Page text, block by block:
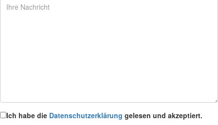
Ich habe die Datenschutzerklärung gelesen und akzeptiert.